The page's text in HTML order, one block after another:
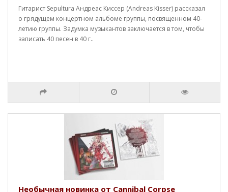
Гитарист Sepultura Андреас Киссер (Andreas Kisser) рассказал
о грядущем концертном альбоме группы, посвященном 40-
летию группы. Задумка музыкантов заключается в том, чтобы
записать 40 песен в 40 г..
Необычная новинка от Cannibal Corpse